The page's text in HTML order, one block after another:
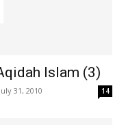
Islam (3)
July 31, 2010 14